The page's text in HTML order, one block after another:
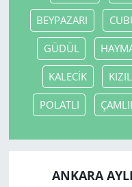
BEYPAZARI
GÜDÜL
KALECİK
POLATLI
ANKARA